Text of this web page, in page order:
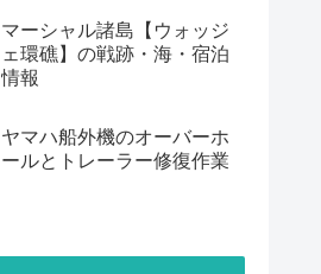
マーシャル諸島【ウォッジ
ェ環礁】の戦跡・海・宿泊
情報
ヤマハ船外機のオーバーホ
ールとトレーラー修復作業